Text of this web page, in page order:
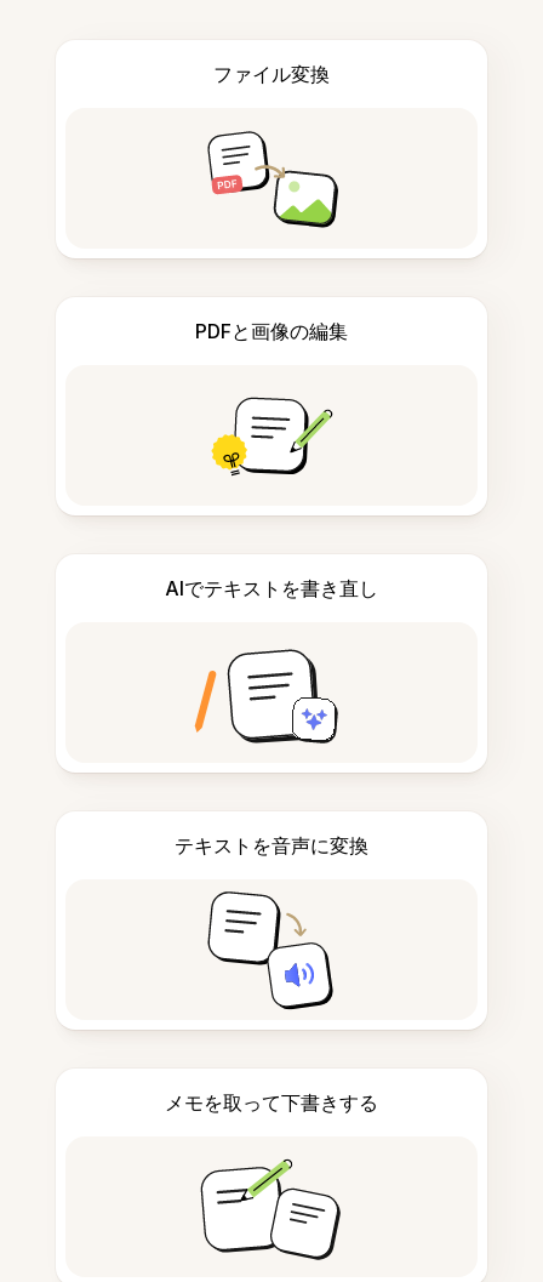
ファイル変換
PDFと画像の編集
AIでテキストを書き直し
テキストを音声に変換
メモを取って下書きする